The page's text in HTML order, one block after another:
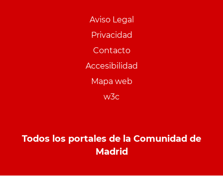
Aviso Legal
Privacidad
Contacto
Accesibilidad
Mapa web
w3c
Todos los portales de la Comunidad de
Madrid